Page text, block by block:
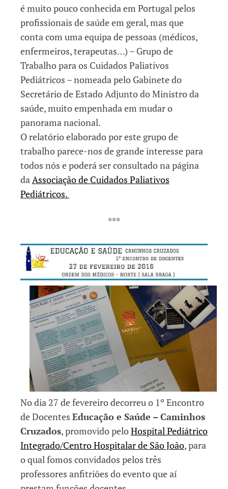
é muito pouco conhecida em Portugal pelos
profissionais de saúde em geral, mas que
conta com uma equipa de pessoas (médicos,
enfermeiros, terapeutas…) – Grupo de
Trabalho para os Cuidados Paliativos
Pediátricos – nomeada pelo Gabinete do
Secretário de Estado Adjunto do Ministro da
saúde, muito empenhada em mudar o
panorama nacional.
O relatório elaborado por este grupo de
trabalho parece-nos de grande interesse para
todos nós e poderá ser consultado na página
daAssociação de Cuidados Paliativos
Pediátricos.
***
No dia 27 de fevereiro decorreu o 1º Encontro
de Docentes Educação e Saúde – Caminhos
Cruzados, promovido peloHospital Pediátrico
Integrado/Centro Hospitalar de São João, para
o qual fomos convidados pelos três
professores anfitriões do evento que aí